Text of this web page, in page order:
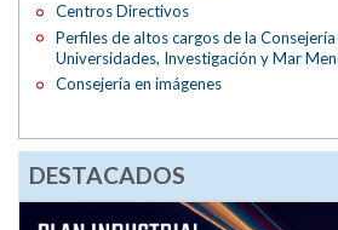
Centros Directivos
Perfiles de altos cargos de la
Universidades, Investigación y Mar
Consejería en imágenes
DESTACADOS